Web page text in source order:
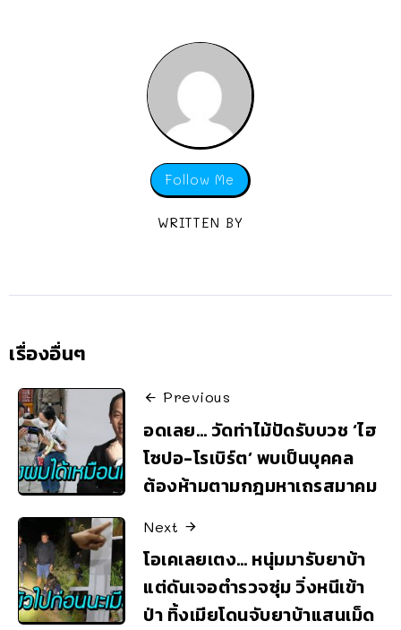
Follow Me
WRITTEN BY
เรื่องอื่นๆ
Previous
อดเลย… วัดท่าไม้ปัดรับบวช ‘ไฮ
โซปอ-โรเบิร์ต’ พบเป็นบุคคล
ต้องห้ามตามกฎมหาเถรสมาคม
Next
โอเคเลยเตง… หนุ่มมารับยาบ้า
แต่ดันเจอตำรวจซุ่ม วิ่งหนีเข้า
ป่า ทิ้งเมียโดนจับยาบ้าแสนเม็ด